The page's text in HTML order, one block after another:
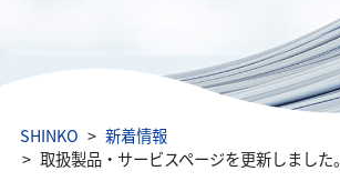
SHINKO
新着情報
取扱製品・サービスページを更新しました。